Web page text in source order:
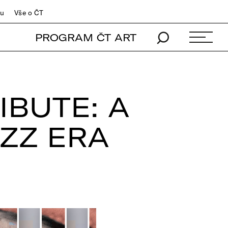
Vše o ČT
PROGRAM ČT ART
A
ERA